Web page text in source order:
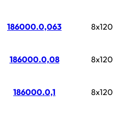
186000.0,063 8x120
186000.0,08 8x120
186000.0,1 8x120